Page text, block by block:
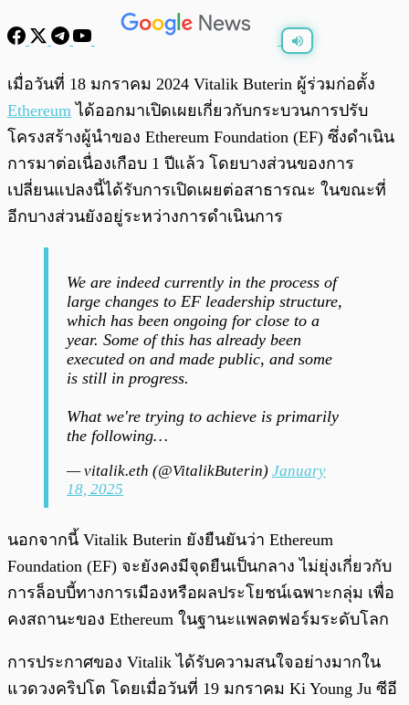
พร้อมเล่น 0:00 / 0:00
เมื่อวันที่ 18 มกราคม 2024 Vitalik Buterin ผู้ร่วมก่อตั้ง
Ethereum ได้ออกมาเปิดเผยเกี่ยวกับกระบวนการปรับ
โครงสร้างผู้นำของ Ethereum Foundation (EF) ซึ่งดำเนิน
การมาต่อเนื่องเกือบ 1 ปีแล้ว โดยบางส่วนของการ
เปลี่ยนแปลงนี้ได้รับการเปิดเผยต่อสาธารณะ ในขณะที่
อีกบางส่วนยังอยู่ระหว่างการดำเนินการ
We are indeed currently in the process of
large changes to EF leadership structure,
which has been ongoing for close to a
year. Some of this has already been
executed on and made public, and some
is still in progress.
What we're trying to achieve is primarily
the following…
— vitalik.eth (@VitalikButerin) January
18, 2025
นอกจากนี้ Vitalik Buterin ยังยืนยันว่า Ethereum
Foundation (EF) จะยังคงมีจุดยืนเป็นกลาง ไม่ยุ่งเกี่ยวกับ
การล็อบบี้ทางการเมืองหรือผลประโยชน์เฉพาะกลุ่ม เพื่อ
คงสถานะของ Ethereum ในฐานะแพลตฟอร์มระดับโลก
การประกาศของ Vitalik ได้รับความสนใจอย่างมากใน
แวดวงคริปโต โดยเมื่อวันที่ 19 มกราคม Ki Young Ju ซีอี